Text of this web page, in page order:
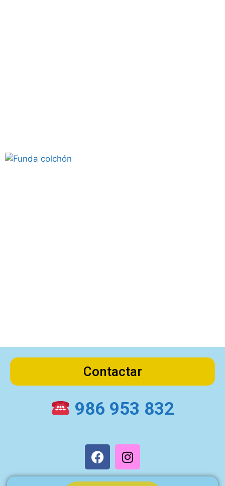
Contactar
986 953 832